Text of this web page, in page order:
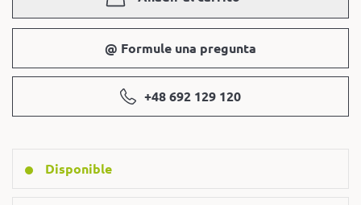
@ Formule una pregunta
+48 692 129 120
Disponible